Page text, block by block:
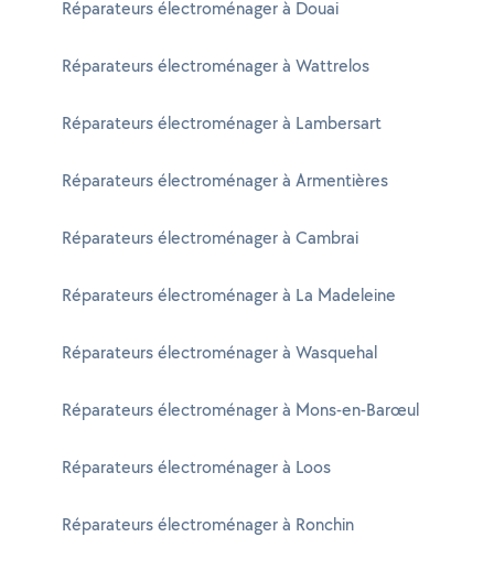
Réparateurs électroménager à Douai
Réparateurs électroménager à Wattrelos
Réparateurs électroménager à Lambersart
Réparateurs électroménager à Armentières
Réparateurs électroménager à Cambrai
Réparateurs électroménager à La Madeleine
Réparateurs électroménager à Wasquehal
Réparateurs électroménager à Mons-en-Barœul
Réparateurs électroménager à Loos
Réparateurs électroménager à Ronchin